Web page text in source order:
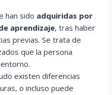
han sido adquiridas por
aprendizaje, tras haber
previas. Se trata de
que la persona
existen diferencias
o incluso puede